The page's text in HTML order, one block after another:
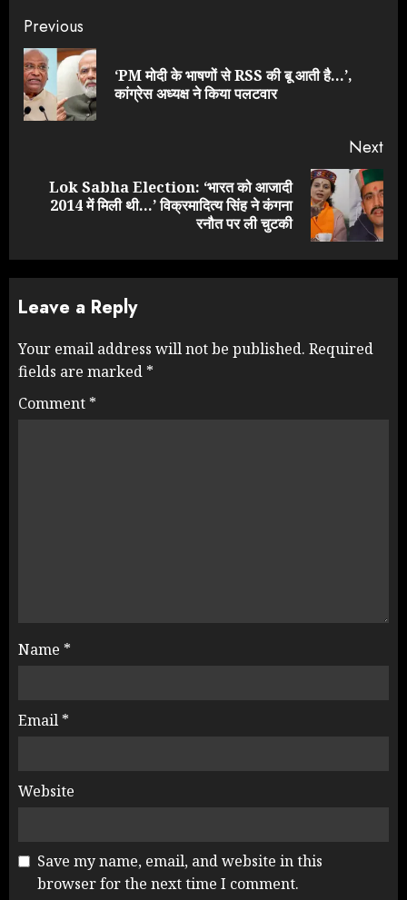
Continue
Reading
Previous
‘PM मोदी के भाषणों से RSS की बू आती है…’,
कांग्रेस अध्यक्ष ने किया पलटवार
Next
Next
Lok Sabha Election: ‘भारत को आजादी
2014 में मिली थी…’ विक्रमादित्य सिंह ने कंगना
रनौत पर ली चुटकी
Leave a Reply
Your email address will not be published. Required
fields are marked *
Comment *
Name *
Email *
Website
Save my name, email, and website in this
browser for the next time I comment.
NEET महाघोटाले पर Rahul Gandhi